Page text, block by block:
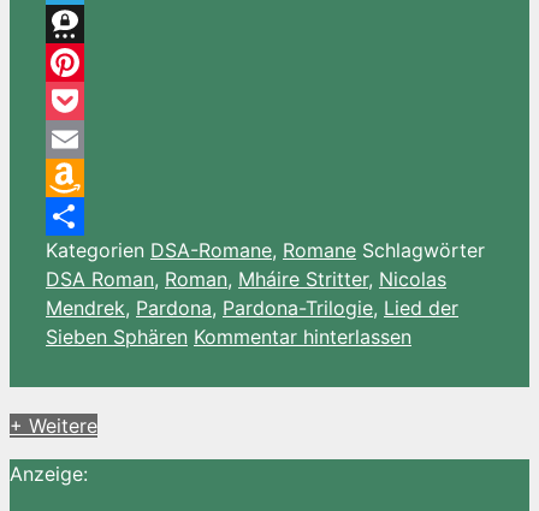
Telegram
Threema
Pinterest
Pocket
Email
Amazon
Wish
List
Teilen
Kategorien DSA-Romane, Romane Schlagwörter
DSA Roman, Roman, Mháire Stritter, Nicolas
Mendrek, Pardona, Pardona-Trilogie, Lied der
Sieben Sphären Kommentar hinterlassen
+ Weitere
Anzeige: